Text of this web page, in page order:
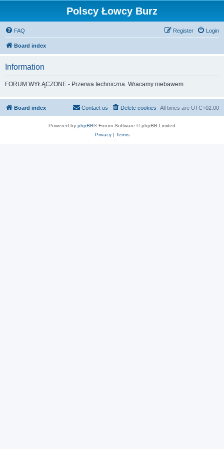
Polscy Łowcy Burz
FAQ Login
Register
Board index
Information
FORUM WYŁĄCZONE - Przerwa techniczna. Wracamy niebawem
Board index All times are UTC+02:00
Delete cookies
Contact us
Powered by phpBB® Forum Software © phpBB Limited
Privacy| Terms